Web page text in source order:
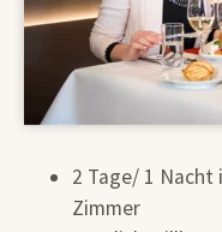
2 Tage/ 1 Nacht
Zimmer